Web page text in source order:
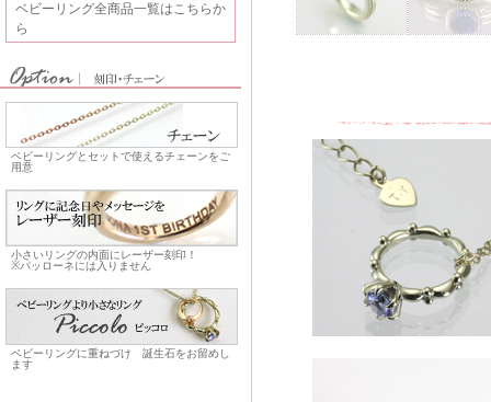
ベビーリング全商品一覧はこちらか
ら
ベビーリングとセットで使えるチェーンをご
用意
小さいリングの内面にレーザー刻印！
※パッローネには入りません
ベビーリングに重ねづけ 誕生石をお留めし
ます